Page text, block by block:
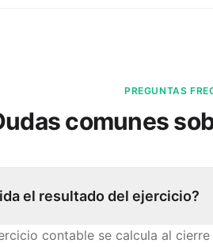
PREGUNTAS
comunes
el resultado del ejercicio?
contable se calcula al